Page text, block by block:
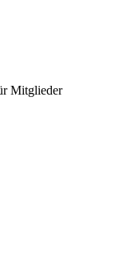
Mitglieder